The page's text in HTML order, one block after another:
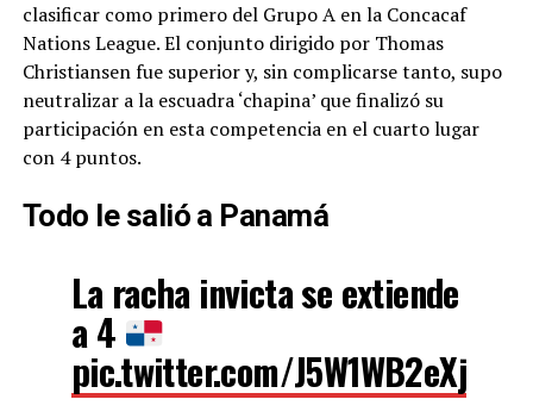
clasificar como primero del Grupo A en la Concacaf
Nations League. El conjunto dirigido por Thomas
Christiansen fue superior y, sin complicarse tanto, supo
neutralizar a la escuadra ‘chapina’ que finalizó su
participación en esta competencia en el cuarto lugar
con 4 puntos.
Todo le salió a Panamá
La racha invicta se extiende
a 4
pic.twitter.com/J5W1WB2eXj